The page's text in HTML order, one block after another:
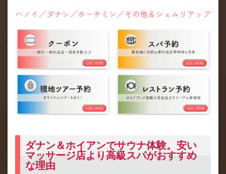
ダナン＆ホイアンでサウナ体験。安い
マッサージ店より高級スパがおすすめ
な理由